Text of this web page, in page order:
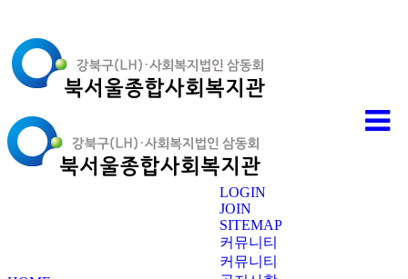
LOGIN
JOIN
SITEMAP
커뮤니티
커뮤니티